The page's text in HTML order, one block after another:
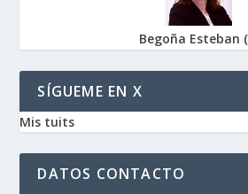
Begoña Esteban (
SÍGUEME EN X
Mis tuits
DATOS CONTACTO